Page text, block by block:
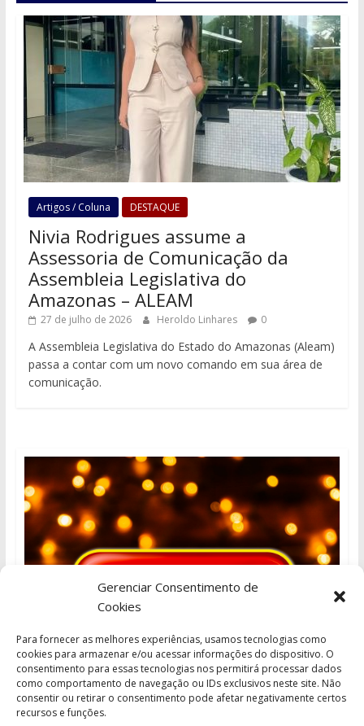
Gerenciar Consentimento de
Cookies
Para fornecer as melhores experiências, usamos tecnologias como
cookies para armazenar e/ou acessar informações do dispositivo. O
consentimento para essas tecnologias nos permitirá processar dados
como comportamento de navegação ou IDs exclusivos neste site. Não
consentir ou retirar o consentimento pode afetar negativamente certos
recursos e funções.
Artigos / Coluna DESTAQUE
Nivia Rodrigues assume a
Assessoria de Comunicação da
Assembleia Legislativa do
Amazonas – ALEAM
27 de julho de 2026 Heroldo Linhares 0
A Assembleia Legislativa do Estado do Amazonas (Aleam)
passa a contar com um novo comando em sua área de
comunicação.